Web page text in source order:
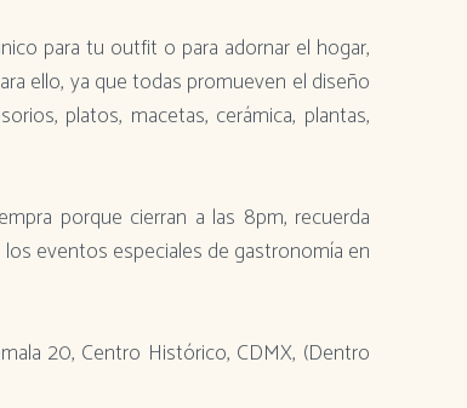
para tu outfit o para adornar el hogar,
ello, ya que todas promueven el diseño
platos, macetas, cerámica, plantas,
porque cierran a las 8pm, recuerda
eventos especiales de gastronomía en
20, Centro Histórico, CDMX, (Dentro